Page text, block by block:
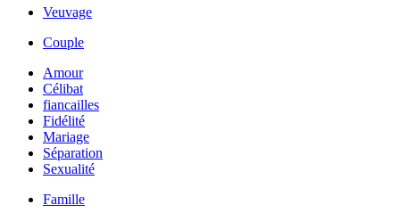
Veuvage
Couple
Amour
Célibat
fiancailles
Fidélité
Mariage
Séparation
Sexualité
Famille